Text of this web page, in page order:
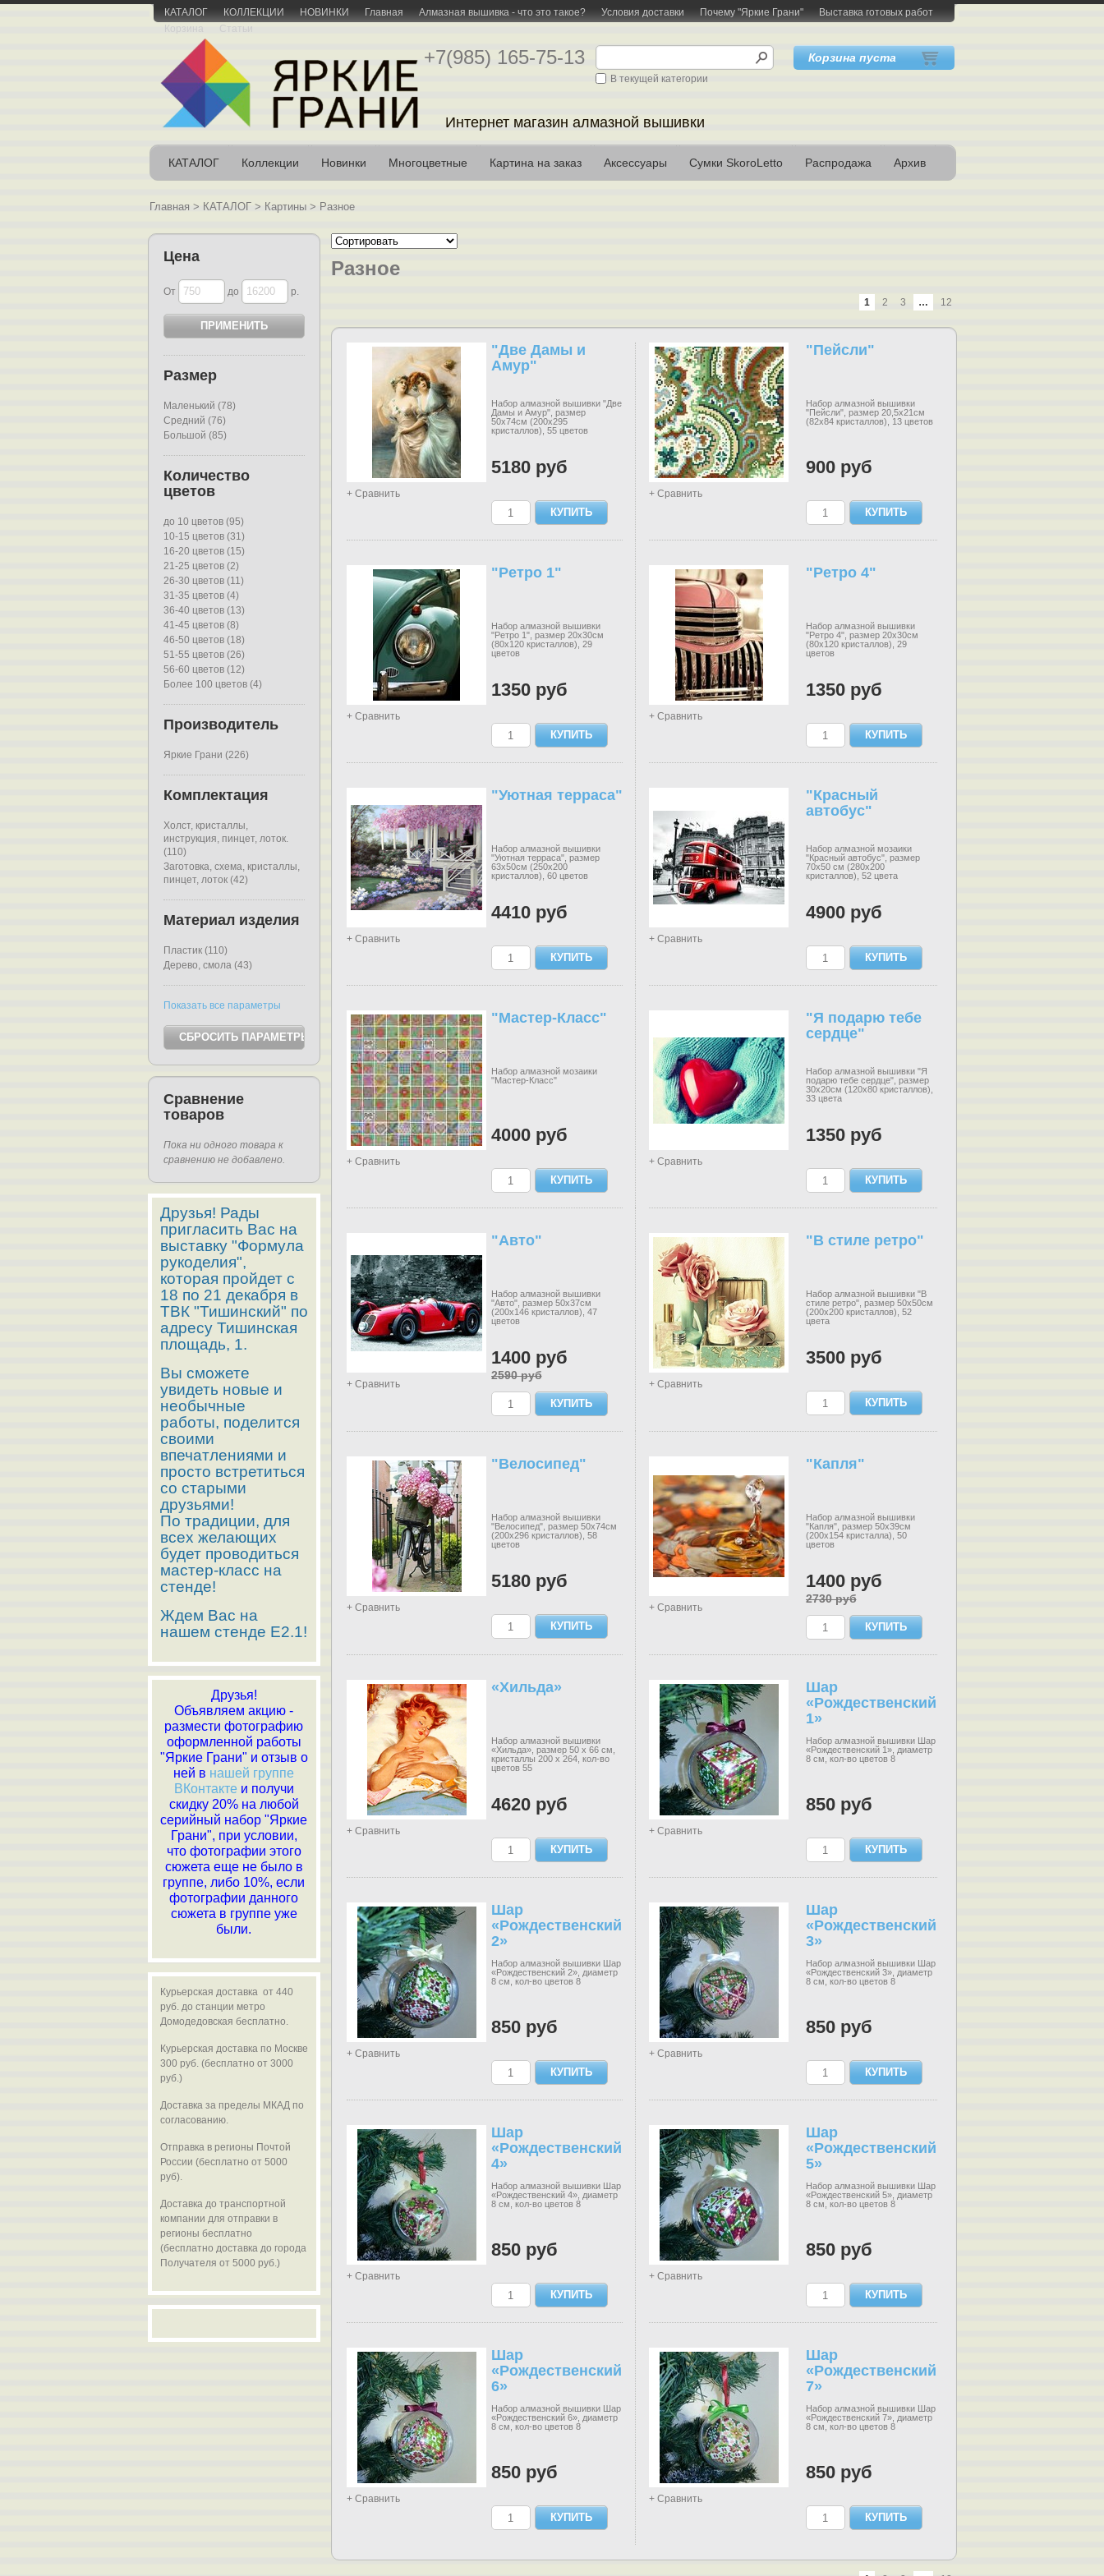
КАТАЛОГ КОЛЛЕКЦИИ НОВИНКИ Главная Алмазная вышивка - что это такое? Условия доставки Почему "Яркие Грани"
Выставка готовых работ
Корзина
Статьи
Интернет магазин алмазной вышивки
+7(985) 165-75-13
В текущей категории
Корзина пуста
КАТАЛОГ Коллекции Новинки Многоцветные Картина на заказ Аксессуары Сумки SkoroLetto Распродажа Архив
Главная > КАТАЛОГ > Картины > Разное
Разное
1 2 3 … 12
+ Сравнить
"Две Дамы и
Амур"
Набор алмазной вышивки "Две
Дамы и Амур", размер
50х74см (200х295
кристаллов), 55 цветов
5180 руб
+ Сравнить
"Пейсли"
Набор алмазной вышивки
"Пейсли", размер 20,5х21см
(82х84 кристаллов), 13 цветов
900 руб
+ Сравнить
"Ретро 1"
Набор алмазной вышивки
"Ретро 1", размер 20х30см
(80х120 кристаллов), 29
цветов
1350 руб
+ Сравнить
"Ретро 4"
Набор алмазной вышивки
"Ретро 4", размер 20х30см
(80х120 кристаллов), 29
цветов
1350 руб
+ Сравнить
"Уютная терраса"
Набор алмазной вышивки
"Уютная терраса", размер
63х50см (250х200
кристаллов), 60 цветов
4410 руб
+ Сравнить
"Красный
автобус"
Набор алмазной мозаики
"Красный автобус", размер
70х50 см (280х200
кристаллов), 52 цвета
4900 руб
+ Сравнить
"Мастер-Класс"
Набор алмазной мозаики
"Мастер-Класс"
4000 руб
+ Сравнить
"Я подарю тебе
сердце"
Набор алмазной вышивки "Я
подарю тебе сердце", размер
30х20см (120х80 кристаллов),
33 цвета
1350 руб
+ Сравнить
"Авто"
Набор алмазной вышивки
"Авто", размер 50х37см
(200х146 кристаллов), 47
цветов
1400 руб
2590 руб
+ Сравнить
"В стиле ретро"
Набор алмазной вышивки "В
стиле ретро", размер 50х50см
(200х200 кристаллов), 52
цвета
3500 руб
+ Сравнить
"Велосипед"
Набор алмазной вышивки
"Велосипед", размер 50х74см
(200х296 кристаллов), 58
цветов
5180 руб
+ Сравнить
"Капля"
Набор алмазной вышивки
"Капля", размер 50х39см
(200х154 кристалла), 50
цветов
1400 руб
2730 руб
+ Сравнить
«Хильда»
Набор алмазной вышивки
«Хильда», размер 50 х 66 см,
кристаллы 200 х 264, кол-во
цветов 55
4620 руб
+ Сравнить
Шар
«Рождественский
1»
Набор алмазной вышивки Шар
«Рождественский 1», диаметр
8 см, кол-во цветов 8
850 руб
+ Сравнить
Шар
«Рождественский
2»
Набор алмазной вышивки Шар
«Рождественский 2», диаметр
8 см, кол-во цветов 8
850 руб
+ Сравнить
Шар
«Рождественский
3»
Набор алмазной вышивки Шар
«Рождественский 3», диаметр
8 см, кол-во цветов 8
850 руб
+ Сравнить
Шар
«Рождественский
4»
Набор алмазной вышивки Шар
«Рождественский 4», диаметр
8 см, кол-во цветов 8
850 руб
+ Сравнить
Шар
«Рождественский
5»
Набор алмазной вышивки Шар
«Рождественский 5», диаметр
8 см, кол-во цветов 8
850 руб
+ Сравнить
Шар
«Рождественский
6»
Набор алмазной вышивки Шар
«Рождественский 6», диаметр
8 см, кол-во цветов 8
850 руб
+ Сравнить
Шар
«Рождественский
7»
Набор алмазной вышивки Шар
«Рождественский 7», диаметр
8 см, кол-во цветов 8
850 руб
Цена
От до р.
Размер
Маленький (78)
Средний (76)
Большой (85)
Количество
цветов
до 10 цветов (95)
10-15 цветов (31)
16-20 цветов (15)
21-25 цветов (2)
26-30 цветов (11)
31-35 цветов (4)
36-40 цветов (13)
41-45 цветов (8)
46-50 цветов (18)
51-55 цветов (26)
56-60 цветов (12)
Более 100 цветов (4)
Производитель
Яркие Грани (226)
Комплектация
Холст, кристаллы,
инструкция, пинцет, лоток.
(110)
Заготовка, схема, кристаллы,
пинцет, лоток (42)
Материал изделия
Пластик (110)
Дерево, смола (43)
Показать все параметры
Сравнение
товаров
Пока ни одного товара к
сравнению не добавлено.
Друзья! Рады
пригласить Вас на
выставку "Формула
рукоделия",
которая пройдет с
18 по 21 декабря в
ТВК "Тишинский" по
адресу Тишинская
площадь, 1.
Вы сможете
увидеть новые и
необычные
работы, поделится
своими
впечатлениями и
просто встретиться
со старыми
друзьями!
По традиции, для
всех желающих
будет проводиться
мастер-класс на
стенде!
Ждем Вас на
нашем стенде E2.1!
Друзья!
Объявляем акцию -
размести фотографию
оформленной работы
"Яркие Грани" и отзыв о
ней в нашей группе
ВКонтактеи получи
скидку 20% на любой
серийный набор "Яркие
Грани", при условии,
что фотографии этого
сюжета еще не было в
группе, либо 10%, если
фотографии данного
сюжета в группе уже
были.
Курьерская доставка от 440
руб. до станции метро
Домодедовская бесплатно.
Курьерская доставка по Москве
300 руб. (бесплатно от 3000
руб.)
Доставка за пределы МКАД по
согласованию.
Отправка в регионы Почтой
России (бесплатно от 5000
руб).
Доставка до транспортной
компании для отправки в
регионы бесплатно
(бесплатно доставка до города
Получателя от 5000 руб.)